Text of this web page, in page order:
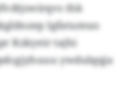
thk
Igfatumuo
Kzkyeir tajhi
ywdulqqja